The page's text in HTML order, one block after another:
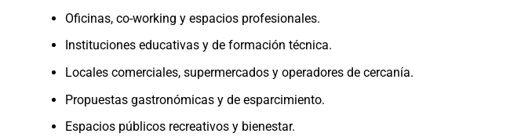
Oficinas, co-working y espacios profesionales.
Instituciones educativas y de formación técnica.
Locales comerciales, supermercados y operadores de cercanía.
Propuestas gastronómicas y de esparcimiento.
Espacios públicos recreativos y bienestar.